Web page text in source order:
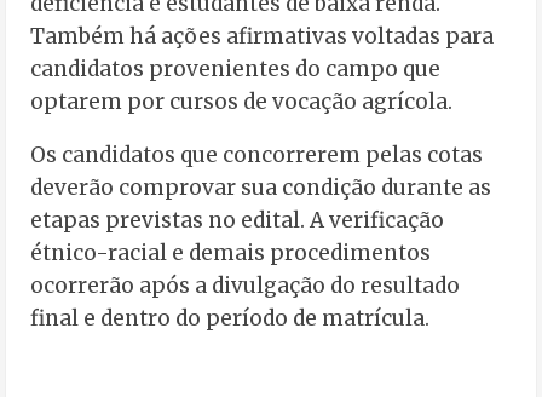
Também há ações afirmativas voltadas para
candidatos provenientes do campo que
optarem por cursos de vocação agrícola.
Os candidatos que concorrerem pelas cotas
deverão comprovar sua condição durante as
etapas previstas no edital. A verificação
étnico-racial e demais procedimentos
ocorrerão após a divulgação do resultado
final e dentro do período de matrícula.